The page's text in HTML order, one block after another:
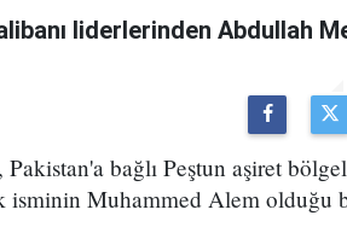
liderlerinden Abdullah
Pakistan'a bağlı Peştun aşiret
isminin Muhammed Alem olduğu